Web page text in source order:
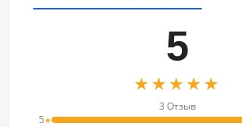
5
★★★★★
3 Отзыв
5★